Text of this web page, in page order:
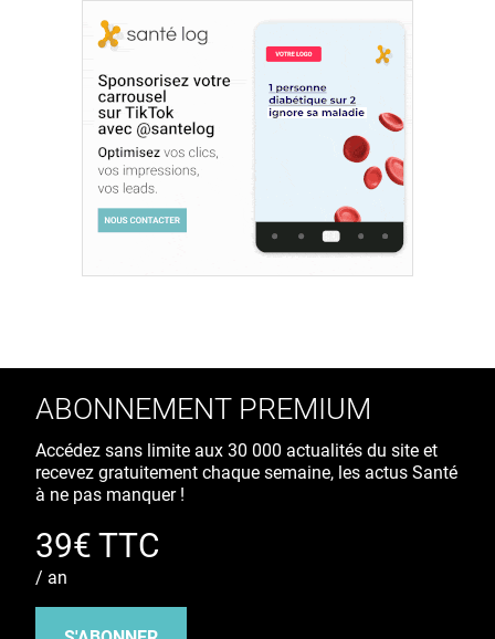
ABONNEMENT PREMIUM
Accédez sans limite aux 30 000 actualités du site et
recevez gratuitement chaque semaine, les actus Santé
à ne pas manquer !
39€ TTC
/ an